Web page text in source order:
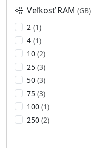
Veľkosť RAM (GB)
2 (1)
4 (1)
10 (2)
25 (3)
50 (3)
75 (3)
100 (1)
250 (2)